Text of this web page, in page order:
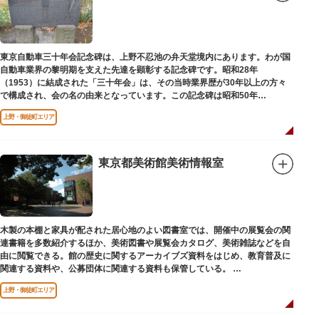
東京自動車三十年会記念碑は、上野不忍池の弁天堂境内にあります。わが国
自動車業界の黎明期を支えた先達を顕彰する記念碑です。昭和28年
（1953）に結成された「三十年会」は、その当時業界歴が30年以上の方々
で構成され、会の名の由来となっています。この記念碑は昭和50年
（1975）に同会が建立しました。
上野・御徒町エリア
東京都美術館美術情報室
木製の本棚と家具が配された居心地のよい図書室では、開催中の展覧会の関
連書籍を多数紹介するほか、美術図書や展覧会カタログ、美術雑誌などを自
由に閲覧できる。館の歴史に関するアーカイブズ資料をはじめ、教育普及に
関連する資料や、公募団体に関連する資料も保管している。
（画像提供：東京都美術館）
上野・御徒町エリア